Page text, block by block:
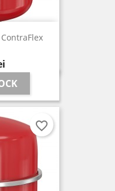
favorite_border